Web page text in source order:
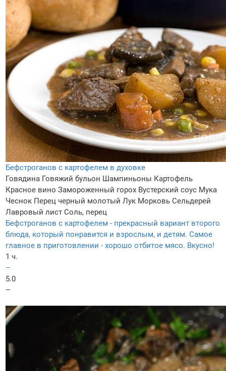
Бефстроганов с картофелем в духовке
Говядина Говяжий бульон Шампиньоны Картофель
Красное вино Замороженный горох Вустерский соус Мука
Чеснок Перец черный молотый Лук Морковь Сельдерей
Лавровый лист Соль, перец
Бефстроганов с картофелем - прекрасный вариант второго
блюда, который понравится и взрослым, и детям. Самое
главное в приготовлении - хорошо отбитое мясо. Вкусно!
1 ч.
–
5.0
–